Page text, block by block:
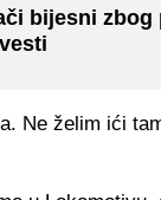
bijesni zbog
Ne želim ići